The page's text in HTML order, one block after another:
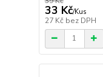
33 Kč/Kus
27 Kč bez DPH